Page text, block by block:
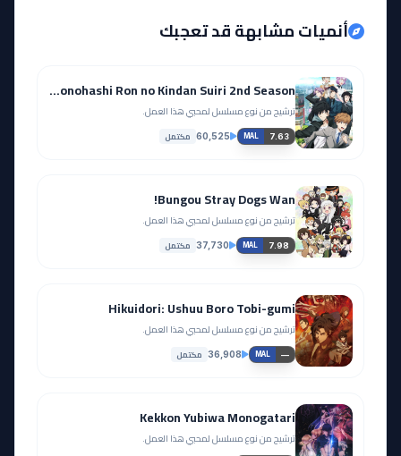
أنميات مشابهة قد تعجبك
Kamonohashi Ron no Kindan Suiri 2nd Season
ترشيح من نوع مسلسل لمحبي هذا العمل.
MAL 7.63
60,525 مكتمل
Bungou Stray Dogs Wan!
ترشيح من نوع مسلسل لمحبي هذا العمل.
MAL 7.98
37,730 مكتمل
Hikuidori: Ushuu Boro Tobi-gumi
ترشيح من نوع مسلسل لمحبي هذا العمل.
MAL —
36,908 مكتمل
Kekkon Yubiwa Monogatari
ترشيح من نوع مسلسل لمحبي هذا العمل.